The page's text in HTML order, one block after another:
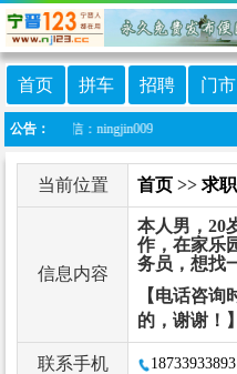
首页 拼车 招聘 门市
公告：
客服微信：ningjin009
当前位置 首页 >> 求
信息内容
本人男，20
作，在家乐
务员，想找
【电话咨询
的，谢谢！】
联系手机 18733933893